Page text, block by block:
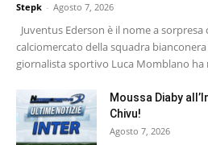
Stepk - Agosto 7, 2026
Juventus Ederson è il nome a
calciomercato della squadra
giornalista sportivo Luca Momblano ha
Moussa Diaby
Chivu!
Agosto 7, 2026